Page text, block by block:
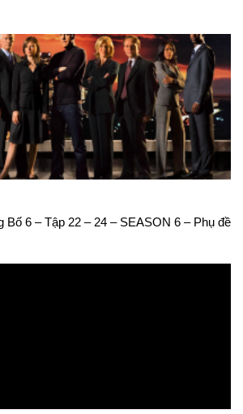
Bố 6 – Tập 22 – 24 – SEASON 6 – Phụ đề